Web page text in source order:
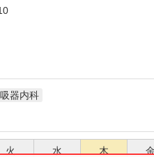
器内科
火 水 木 金